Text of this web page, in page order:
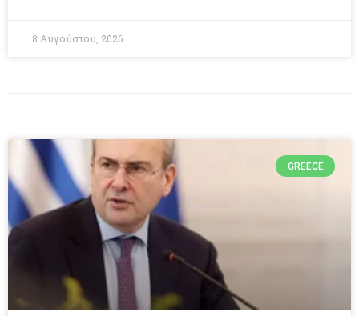
8 Αυγούστου, 2026
GREECE